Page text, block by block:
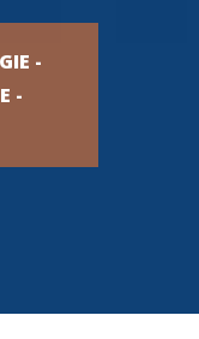
-
-